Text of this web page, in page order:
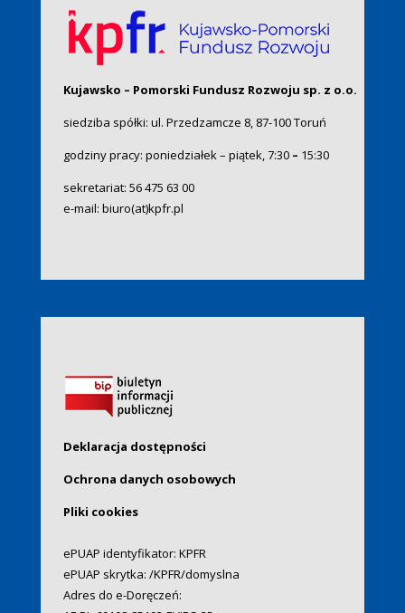
Kujawsko – Pomorski Fundusz Rozwoju sp. z o.o.
siedziba spółki: ul. Przedzamcze 8, 87-100 Toruń
godziny pracy: poniedziałek – piątek, 7:30– 15:30
sekretariat: 56 475 63 00
e-mail: biuro(at)kpfr.pl
Deklaracja dostępności
Ochrona danych osobowych
Pliki cookies
ePUAP identyfikator: KPFR
ePUAP skrytka: /KPFR/domyslna
Adres do e-Doręczeń: